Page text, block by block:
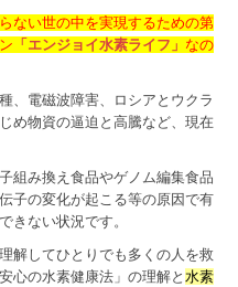
ない世の中を実現するための第
「エンジョイ水素ライフ」 なの
、電磁波障害、ロシアとウクラ
め物資の逼迫と高騰など、現在
組み換え食品やゲノム編集食品
子の変化が起こる等の原因で有
きない状況です。
解してひとりでも多くの人を救
心の水素健康法」の理解と 水素